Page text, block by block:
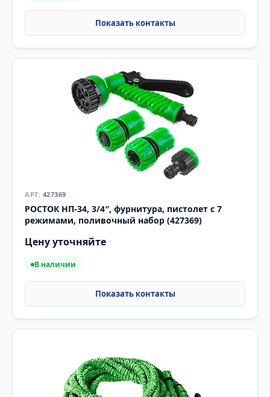
427369
РОСТОК НП-34, 3/4″, фурнитура, пистолет с 7
режимами, поливочный набор (427369)
Цену уточняйте
В наличии